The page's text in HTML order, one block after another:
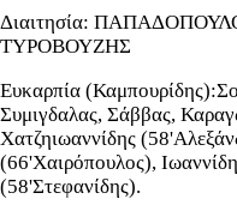
Διαιτησία:
ΤΥΡΟΒΟΥΖΗΣ
Ευκαρπία
Συμιγδαλας, Σάββας,
Χατζηιωαννίδης
(66'Χαιρόπουλος),
(58'Στεφανίδης).